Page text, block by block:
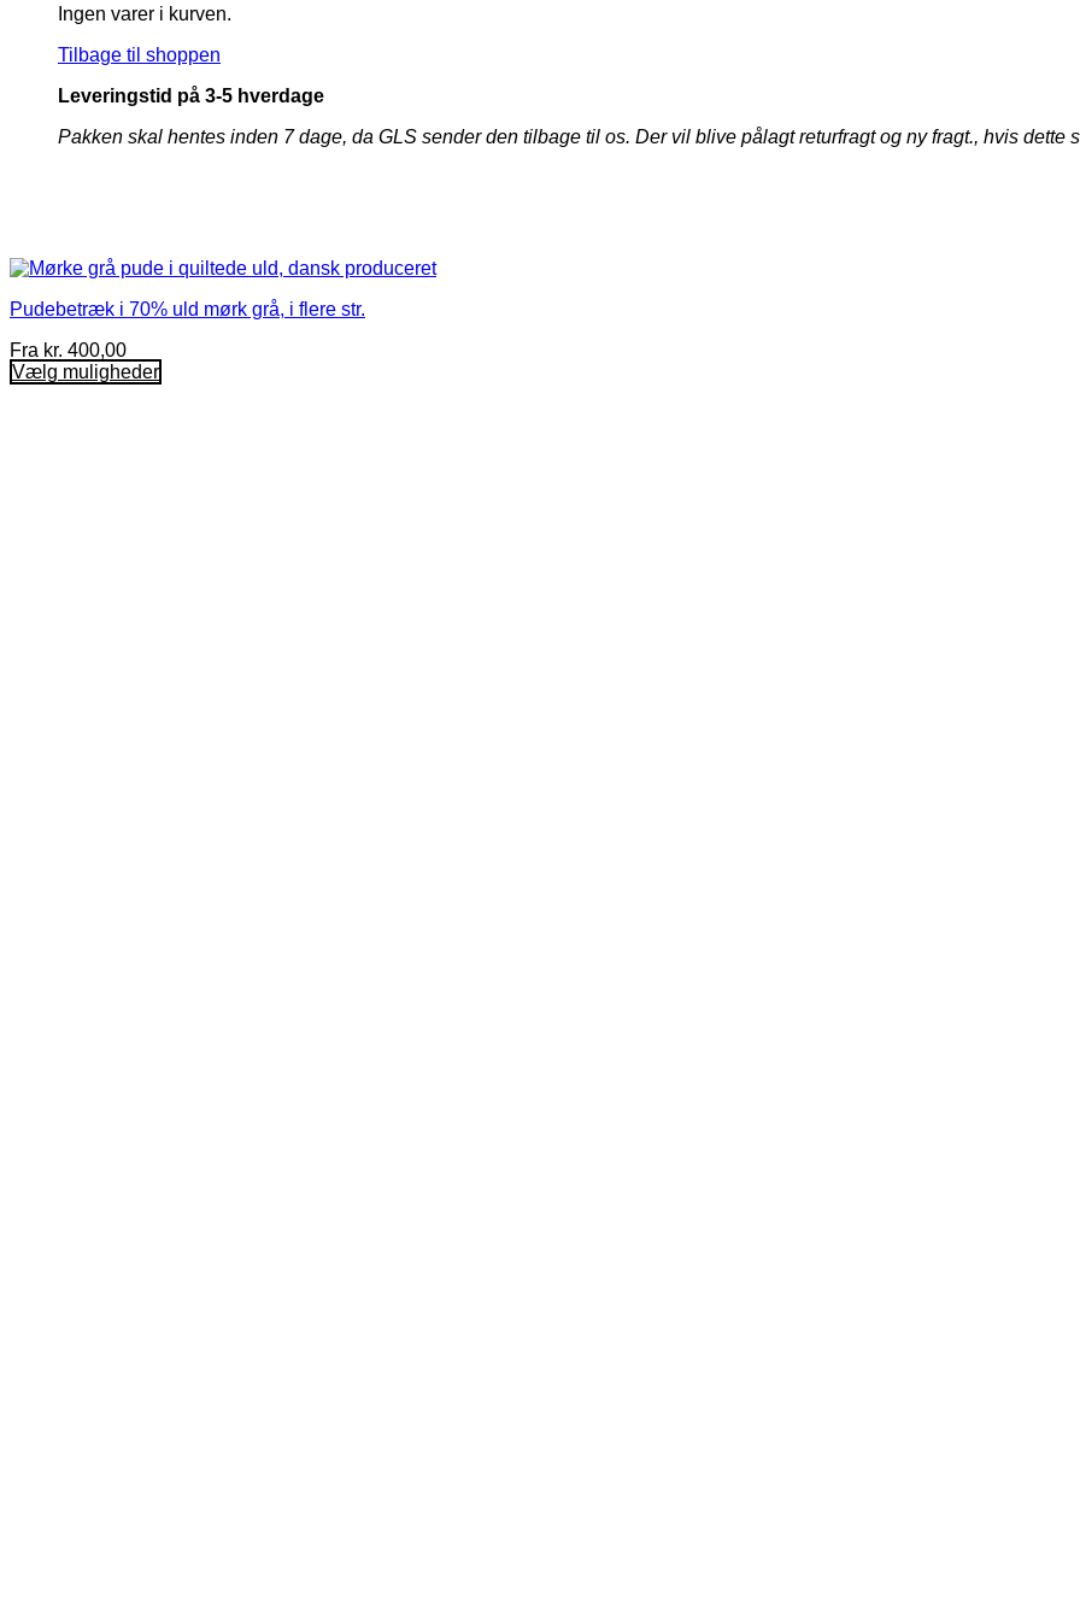
Ingen varer i kurven.
Tilbage til shoppen
Leveringstid på 3-5 hverdage
Pakken skal hentes inden 7 dage, da GLS sender den tilbage til os. Der vil blive pålagt returfragt og ny fragt., hvis dette
Pudebetræk i 70% uld mørk grå, i flere str.
Fra kr. 400,00
Vælg muligheder